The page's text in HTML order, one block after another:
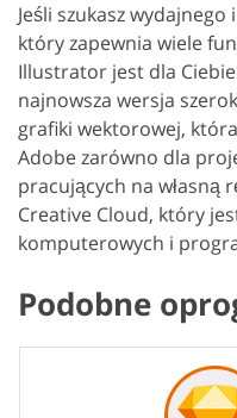
Jeśli szukasz
który zapewnia wiele
Illustrator jest dla
najnowsza wersja
grafiki wektorowej,
Adobe zarówno dla
pracujących na własną
Creative Cloud, który
komputerowych i
Podobne